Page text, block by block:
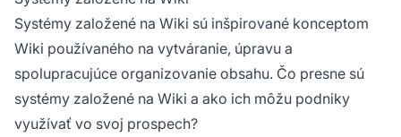
Systémy založené na Wiki sú inšpirované konceptom
Wiki používaného na vytváranie, úpravu a
spolupracujúce organizovanie obsahu. Čo presne sú
systémy založené na Wiki a ako ich môžu podniky
využívať vo svoj prospech?